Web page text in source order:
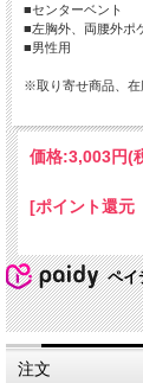
■センターベント
■左胸外、両腰外ポ
■男性用
※取り寄せ商品、在
価格:3,003円(
[ポイント還
ペイ
注文